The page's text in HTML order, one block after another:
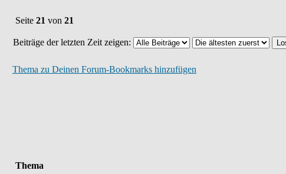
Seite 21 von 21
Beiträge der letzten Zeit zeigen:
Thema zu Deinen Forum-Bookmarks hinzufügen
Thema